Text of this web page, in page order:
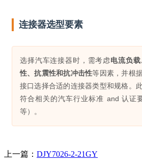
连接器选型要素
选择汽车连接器时，需考虑电流负
性、抗震性和抗冲击性等因素，并根
接口选择合适的连接器类型和规格。
符合相关的汽车行业标准 and 认证
等）。
上一篇： DJY7026-2-21GY